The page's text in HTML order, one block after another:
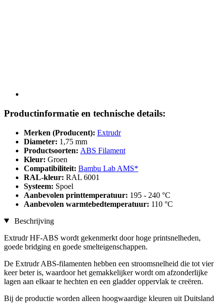
Productinformatie en technische details:
Merken (Producent): Extrudr
Diameter: 1,75 mm
Productsoorten: ABS Filament
Kleur: Groen
Compatibiliteit: Bambu Lab AMS*
RAL-kleur: RAL 6001
Systeem: Spoel
Aanbevolen printtemperatuur: 195 - 240 °C
Aanbevolen warmtebedtemperatuur: 110 °C
Beschrijving
Extrudr HF-ABS wordt gekenmerkt door hoge printsnelheden,
goede bridging en goede smelteigenschappen.
De Extrudr ABS-filamenten hebben een stroomsnelheid die tot vier
keer beter is, waardoor het gemakkelijker wordt om afzonderlijke
lagen aan elkaar te hechten en een gladder oppervlak te creëren.
Bij de productie worden alleen hoogwaardige kleuren uit Duitsland